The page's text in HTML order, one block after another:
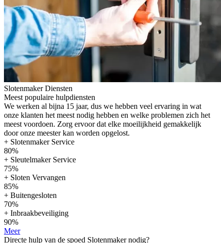
Slotenmaker Diensten
Meest populaire hulpdiensten
We werken al bijna 15 jaar, dus we hebben veel ervaring in wat
onze klanten het meest nodig hebben en welke problemen zich het
meest voordoen. Zorg ervoor dat elke moeilijkheid gemakkelijk
door onze meester kan worden opgelost.
+ Slotenmaker Service
80%
+ Sleutelmaker Service
75%
+ Sloten Vervangen
85%
+ Buitengesloten
70%
+ Inbraakbeveiliging
90%
Meer
Directe hulp van de spoed Slotenmaker nodig?